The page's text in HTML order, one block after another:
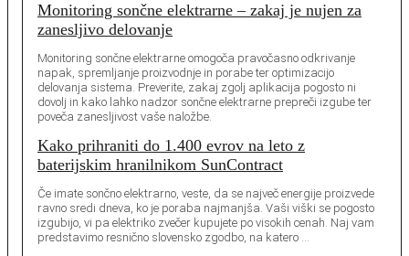
Monitoring sončne elektrarne – zakaj je nujen za
zanesljivo delovanje
Monitoring sončne elektrarne omogoča pravočasno odkrivanje
napak, spremljanje proizvodnje in porabe ter optimizacijo
delovanja sistema. Preverite, zakaj zgolj aplikacija pogosto ni
dovolj in kako lahko nadzor sončne elektrarne prepreči izgube ter
poveča zanesljivost vaše naložbe.
Kako prihraniti do 1.400 evrov na leto z
baterijskim hranilnikom SunContract
Če imate sončno elektrarno, veste, da se največ energije proizvede
ravno sredi dneva, ko je poraba najmanjša. Vaši viški se pogosto
izgubijo, vi pa elektriko zvečer kupujete po visokih cenah. Naj vam
predstavimo resnično slovensko zgodbo, na katero …